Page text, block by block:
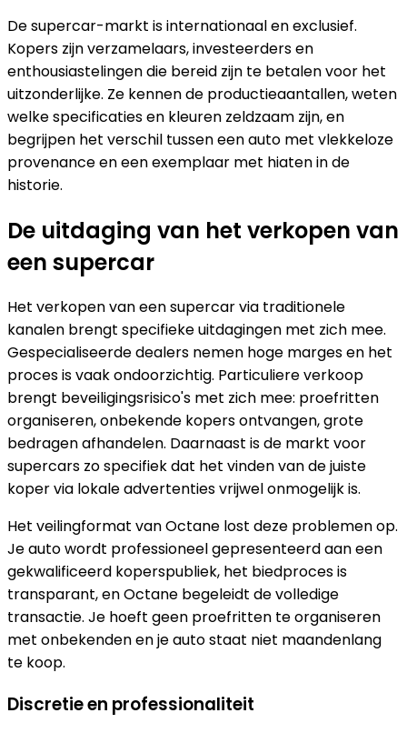
De supercar-markt is internationaal en exclusief.
Kopers zijn verzamelaars, investeerders en
enthousiastelingen die bereid zijn te betalen voor het
uitzonderlijke. Ze kennen de productieaantallen, weten
welke specificaties en kleuren zeldzaam zijn, en
begrijpen het verschil tussen een auto met vlekkeloze
provenance en een exemplaar met hiaten in de
historie.
De uitdaging van het verkopen van
een supercar
Het verkopen van een supercar via traditionele
kanalen brengt specifieke uitdagingen met zich mee.
Gespecialiseerde dealers nemen hoge marges en het
proces is vaak ondoorzichtig. Particuliere verkoop
brengt beveiligingsrisico's met zich mee: proefritten
organiseren, onbekende kopers ontvangen, grote
bedragen afhandelen. Daarnaast is de markt voor
supercars zo specifiek dat het vinden van de juiste
koper via lokale advertenties vrijwel onmogelijk is.
Het veilingformat van Octane lost deze problemen op.
Je auto wordt professioneel gepresenteerd aan een
gekwalificeerd koperspubliek, het biedproces is
transparant, en Octane begeleidt de volledige
transactie. Je hoeft geen proefritten te organiseren
met onbekenden en je auto staat niet maandenlang
te koop.
Discretie en professionaliteit